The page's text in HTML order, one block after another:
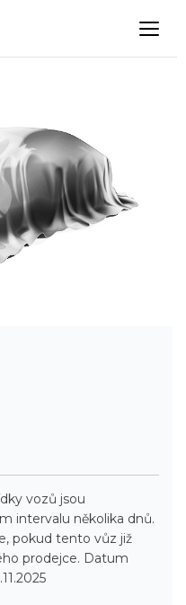
vozů jsou
intervalu několika dnů.
pokud tento vůz již
prodejce. Datum